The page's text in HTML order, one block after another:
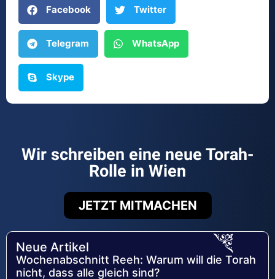
Facebook Twitter
Telegram WhatsApp
Skype
Wir schreiben eine neue Torah-
Rolle in Wien
JETZT MITMACHEN
Neue Artikel
Wochenabschnitt Reeh: Warum will die Torah
nicht, dass alle gleich sind?